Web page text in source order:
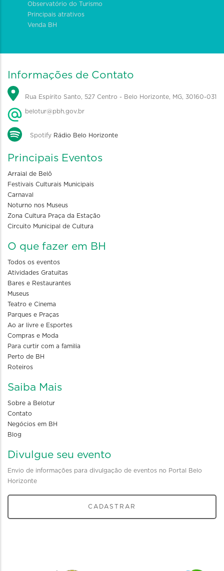
Observatório do Turismo
Principais atrativos
Venda BH
Informações de Contato
Rua Espírito Santo, 527 Centro - Belo Horizonte, MG, 30160-031
belotur@pbh.gov.br
Spotify Rádio Belo Horizonte
Principais Eventos
Arraial de Belô
Festivais Culturais Municipais
Carnaval
Noturno nos Museus
Zona Cultura Praça da Estação
Circuito Municipal de Cultura
O que fazer em BH
Todos os eventos
Atividades Gratuitas
Bares e Restaurantes
Museus
Teatro e Cinema
Parques e Praças
Ao ar livre e Esportes
Compras e Moda
Para curtir com a familia
Perto de BH
Roteiros
Saiba Mais
Sobre a Belotur
Contato
Negócios em BH
Blog
Divulgue seu evento
Envio de informações para divulgação de eventos no Portal Belo
Horizonte
CADASTRAR